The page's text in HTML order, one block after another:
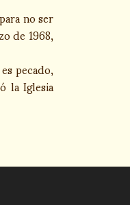
no ser
de 1968,
pecado,
la Iglesia